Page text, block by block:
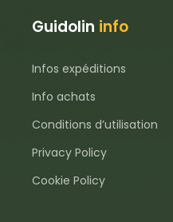
Guidolin info
Infos expéditions
Info achats
Conditions d’utilisation
Privacy Policy
Cookie Policy